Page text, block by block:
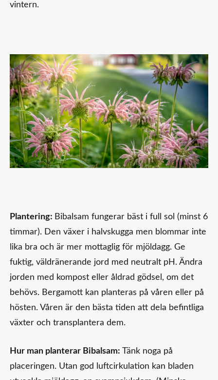
vintern.
Plantering: Bibalsam fungerar bäst i full sol (minst 6
timmar). Den växer i halvskugga men blommar inte
lika bra och är mer mottaglig för mjöldagg. Ge
fuktig, väldränerande jord med neutralt pH. Ändra
jorden med kompost eller åldrad gödsel, om det
behövs. Bergamott kan planteras på våren eller på
hösten. Våren är den bästa tiden att dela befintliga
växter och transplantera dem.
Hur man planterar Bibalsam:
Tänk noga på
placeringen. Utan god luftcirkulation kan bladen